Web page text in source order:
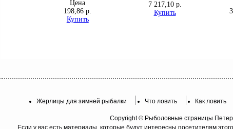
Жерлицы для зимней рыбалки Что ловить Как ловить
Copyright © Рыболовные страницы
Если у вас есть материалы, которые будут интересны посетителям